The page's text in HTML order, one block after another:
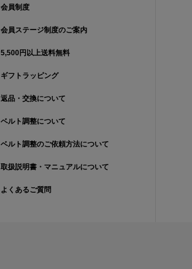
会員制度
会員ステージ制度のご案内
5,500円以上送料無料
ギフトラッピング
返品・交換について
ベルト調整について
ベルト調整のご依頼方法について
取扱説明書・マニュアルについて
よくあるご質問